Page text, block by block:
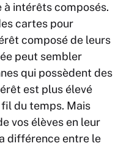
intérêts composés.
cartes pour
composé de leurs
peut sembler
qui possèdent des
est plus élevé
du temps. Mais
vos élèves en leur
différence entre le